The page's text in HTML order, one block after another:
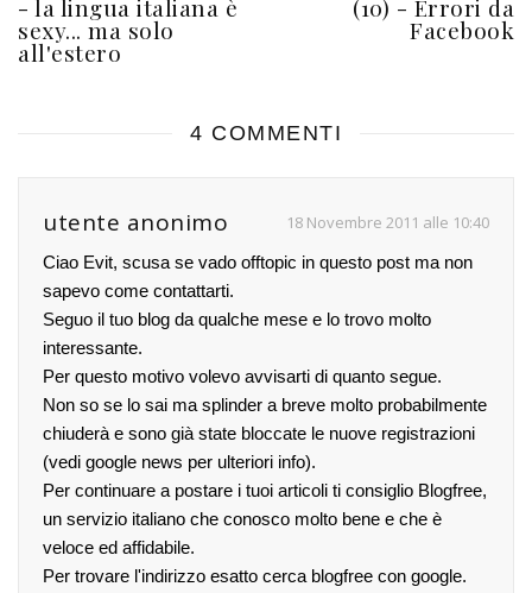
- la lingua italiana è
sexy... ma solo
all'estero
(10) - Errori da
Facebook
4 COMMENTI
utente anonimo 18 Novembre 2011 alle 10:40
Ciao Evit, scusa se vado offtopic in questo post ma non
sapevo come contattarti.
Seguo il tuo blog da qualche mese e lo trovo molto
interessante.
Per questo motivo volevo avvisarti di quanto segue.
Non so se lo sai ma splinder a breve molto probabilmente
chiuderà e sono già state bloccate le nuove registrazioni
(vedi google news per ulteriori info).
Per continuare a postare i tuoi articoli ti consiglio Blogfree,
un servizio italiano che conosco molto bene e che è
veloce ed affidabile.
Per trovare l'indirizzo esatto cerca blogfree con google.